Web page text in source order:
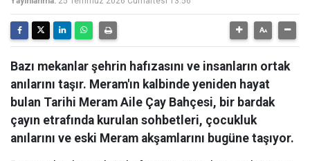
Bazı mekanlar şehrin hafızasını ve insanların ortak
anılarını taşır. Meram'ın kalbinde yeniden hayat
bulan Tarihi Meram Aile Çay Bahçesi, bir bardak
çayın etrafında kurulan sohbetleri, çocukluk
anılarını ve eski Meram akşamlarını bugüne taşıyor.